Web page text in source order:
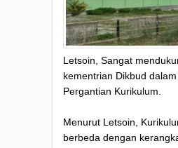
Letsoin, Sangat
kementrian Dikbud
Pergantian Kurikulum.
Menurut Letsoin,
berbeda dengan